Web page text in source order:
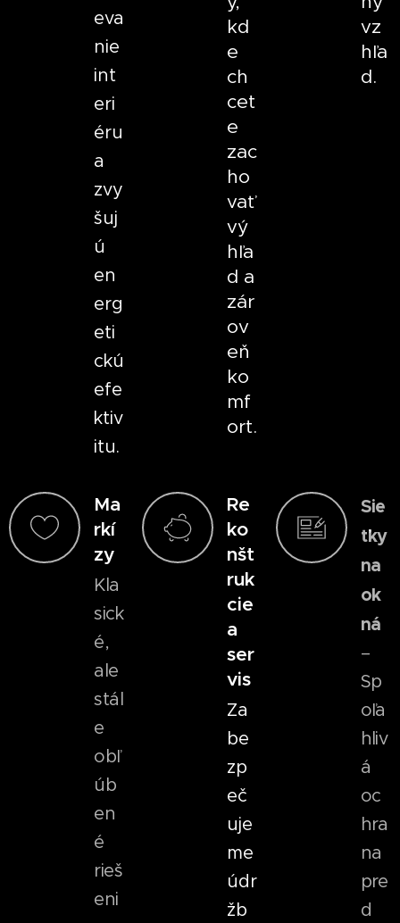
eva
nie
int
eri
éru
a
zvy
šuj
ú
en
erg
eti
ckú
efe
ktiv
itu.
kd
e
ch
cet
e
zac
ho
vať
vý
hľa
d a
zár
ov
eň
ko
mf
ort.
vz
hľa
d.
Ma
rkí
zy
Kla
sick
é,
ale
stál
e
obľ
úb
en
é
rieš
eni
Re
ko
nšt
ruk
cie
a
ser
vis
Za
be
zp
eč
uje
me
údr
žb
Sie
ťky
na
ok
ná
–
Sp
oľa
hliv
á
oc
hra
na
pre
d